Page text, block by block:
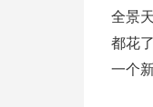
全景
都花
一个